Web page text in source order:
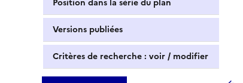
Position dans la série du plan
Versions publiées
Critères de recherche : voir / modifier